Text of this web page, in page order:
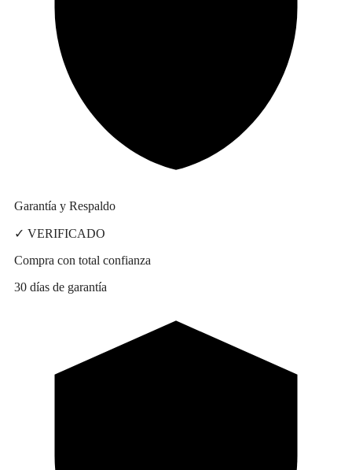
Garantía y Respaldo
✓ VERIFICADO
Compra con total confianza
30 días de garantía